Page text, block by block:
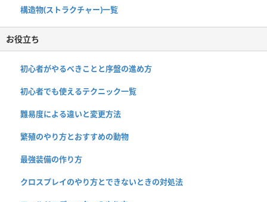
構造物(ストラクチャー)一覧
お役立ち
初心者がやるべきことと序盤の進め方
初心者でも使えるテクニック一覧
難易度による違いと変更方法
繁殖のやり方とおすすめの動物
最強装備の作り方
クロスプレイのやり方とできないときの対処法